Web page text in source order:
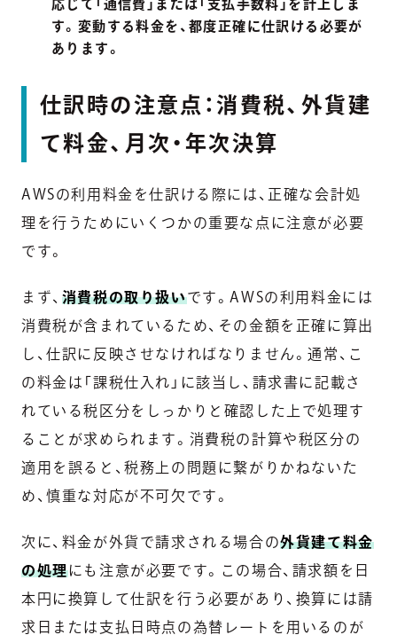
応じて「通信費」または「支払手数料」を計上しま
す。変動する料金を、都度正確に仕訳ける必要が
あります。
仕訳時の注意点：消費税、外貨建
て料金、月次・年次決算
AWSの利用料金を仕訳ける際には、正確な会計処
理を行うためにいくつかの重要な点に注意が必要
です。
まず、 消費税の取り扱いです。AWSの利用料金には
消費税が含まれているため、その金額を正確に算出
し、仕訳に反映させなければなりません。通常、こ
の料金は「課税仕入れ」に該当し、請求書に記載さ
れている税区分をしっかりと確認した上で処理す
ることが求められます。消費税の計算や税区分の
適用を誤ると、税務上の問題に繋がりかねないた
め、慎重な対応が不可欠です。
次に、料金が外貨で請求される場合の外貨建て料金
の処理にも注意が必要です。この場合、請求額を日
本円に換算して仕訳を行う必要があり、換算には請
求日または支払日時点の為替レートを用いるのが